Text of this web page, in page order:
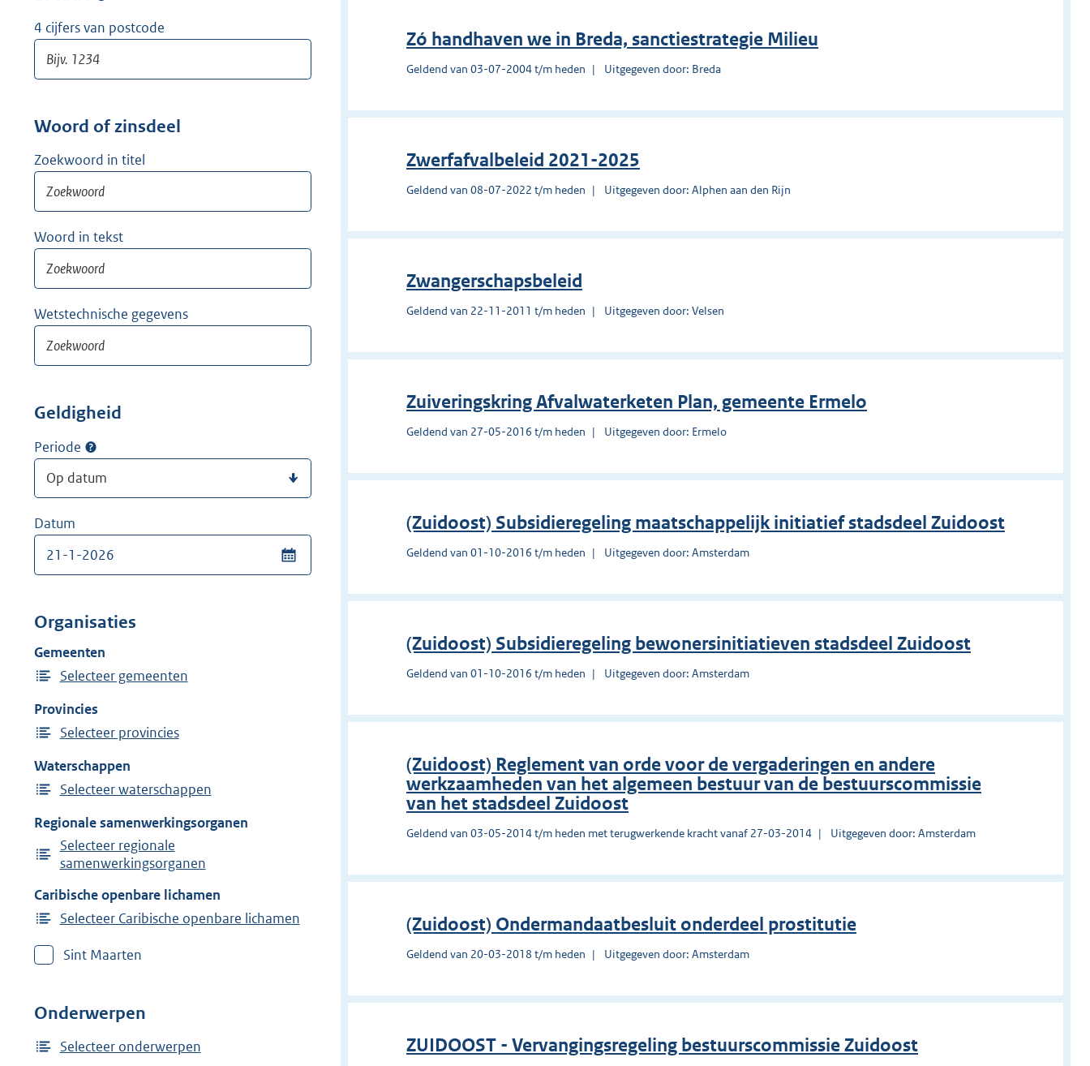
i
4 cijfers van postcode
Woord of zinsdeel
Zoekwoord in titel
Woord in tekst
Wetstechnische gegevens
Geldigheid
Periode
Datum
Organisaties
Gemeenten
Selecteer gemeenten
Provincies
Selecteer provincies
Waterschappen
Selecteer waterschappen
Regionale samenwerkingsorganen
Selecteer regionale
samenwerkingsorganen
Caribische openbare lichamen
Selecteer Caribische openbare lichamen
Sint Maarten
Onderwerpen
Selecteer onderwerpen
Zó handhaven we in Breda, sanctiestrategie Milieu
Geldend van 03-07-2004 t/m heden Uitgegeven door: Breda
Zwerfafvalbeleid 2021-2025
Geldend van 08-07-2022 t/m heden Uitgegeven door: Alphen aan den Rijn
Zwangerschapsbeleid
Geldend van 22-11-2011 t/m heden Uitgegeven door: Velsen
Zuiveringskring Afvalwaterketen Plan, gemeente Ermelo
Geldend van 27-05-2016 t/m heden Uitgegeven door: Ermelo
(Zuidoost) Subsidieregeling maatschappelijk initiatief stadsdeel Zuidoost
Geldend van 01-10-2016 t/m heden Uitgegeven door: Amsterdam
(Zuidoost) Subsidieregeling bewonersinitiatieven stadsdeel Zuidoost
Geldend van 01-10-2016 t/m heden Uitgegeven door: Amsterdam
(Zuidoost) Reglement van orde voor de vergaderingen en andere
werkzaamheden van het algemeen bestuur van de bestuurscommissie
van het stadsdeel Zuidoost
Geldend van 03-05-2014 t/m heden met terugwerkende kracht vanaf 27-03-2014 Uitgegeven door: Amsterdam
(Zuidoost) Ondermandaatbesluit onderdeel prostitutie
Geldend van 20-03-2018 t/m heden Uitgegeven door: Amsterdam
ZUIDOOST - Vervangingsregeling bestuurscommissie Zuidoost